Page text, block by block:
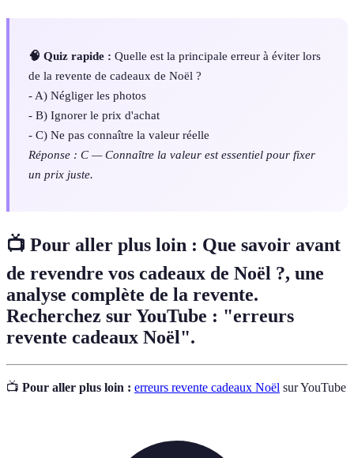
🧠 Quiz rapide : Quelle est la principale erreur à éviter lors
de la revente de cadeaux de Noël ?
- A) Négliger les photos
- B) Ignorer le prix d'achat
- C) Ne pas connaître la valeur réelle
Réponse : C — Connaître la valeur est essentiel pour fixer
un prix juste.
📺 Pour aller plus loin : Que savoir avant
de revendre vos cadeaux de Noël ?, une
analyse complète de la revente.
Recherchez sur YouTube : "erreurs
revente cadeaux Noël".
📺 Pour aller plus loin : erreurs revente cadeaux Noël sur YouTube